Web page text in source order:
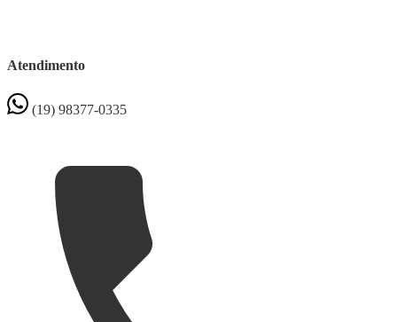
Atendimento
(19) 98377-0335